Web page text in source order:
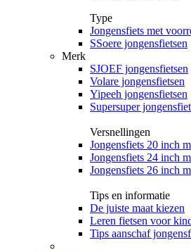
Type
Jongensfiets met
SSoere jongensfietsen
Merk
SJOEF jongensfietsen
Volare jongensfietsen
Yipeeh jongensfietsen
Supersuper
Versnellingen
Jongensfiets 20 inch
Jongensfiets 24 inch
Jongensfiets 26 inch
Tips en informatie
De juiste maat kiezen
Leren fietsen voor
Tips aanschaf